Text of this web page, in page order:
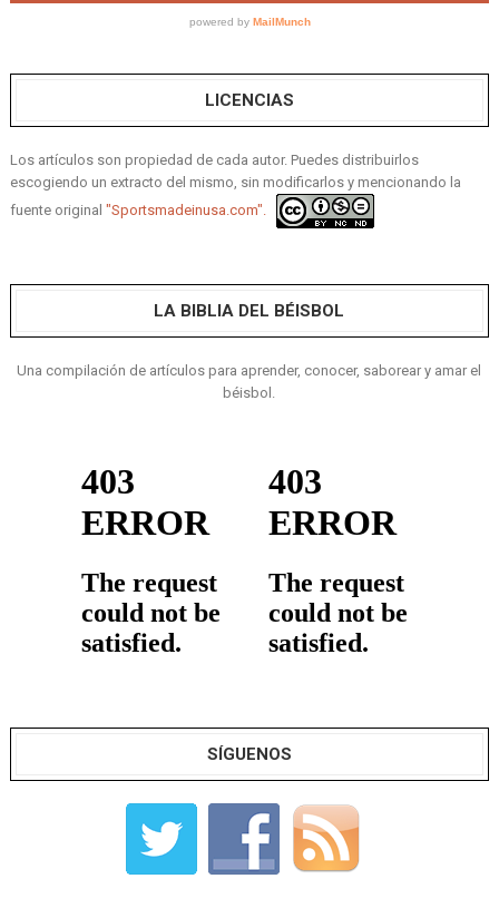
LICENCIAS
Los artículos son propiedad de cada autor. Puedes distribuirlos
escogiendo un extracto del mismo, sin modificarlos y mencionando la
fuente original "Sportsmadeinusa.com".
LA BIBLIA DEL BÉISBOL
Una compilación de artículos para aprender, conocer, saborear y amar el
béisbol.
SÍGUENOS